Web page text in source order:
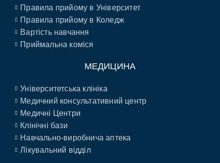
Правила прийому в Університет
Правила прийому в Коледж
Вартість навчання
Приймальна коміся
МЕДИЦИНА
Університетська клініка
Медичний консультативний центр
Медичні Центри
Клінічні бази
Навчально-виробнича аптека
Лікувальний відділ